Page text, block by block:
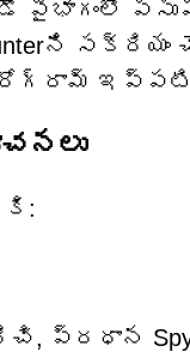
పైభాగంలో
సక్రియం
ప్రోగ్రామ్
ప్రధాన